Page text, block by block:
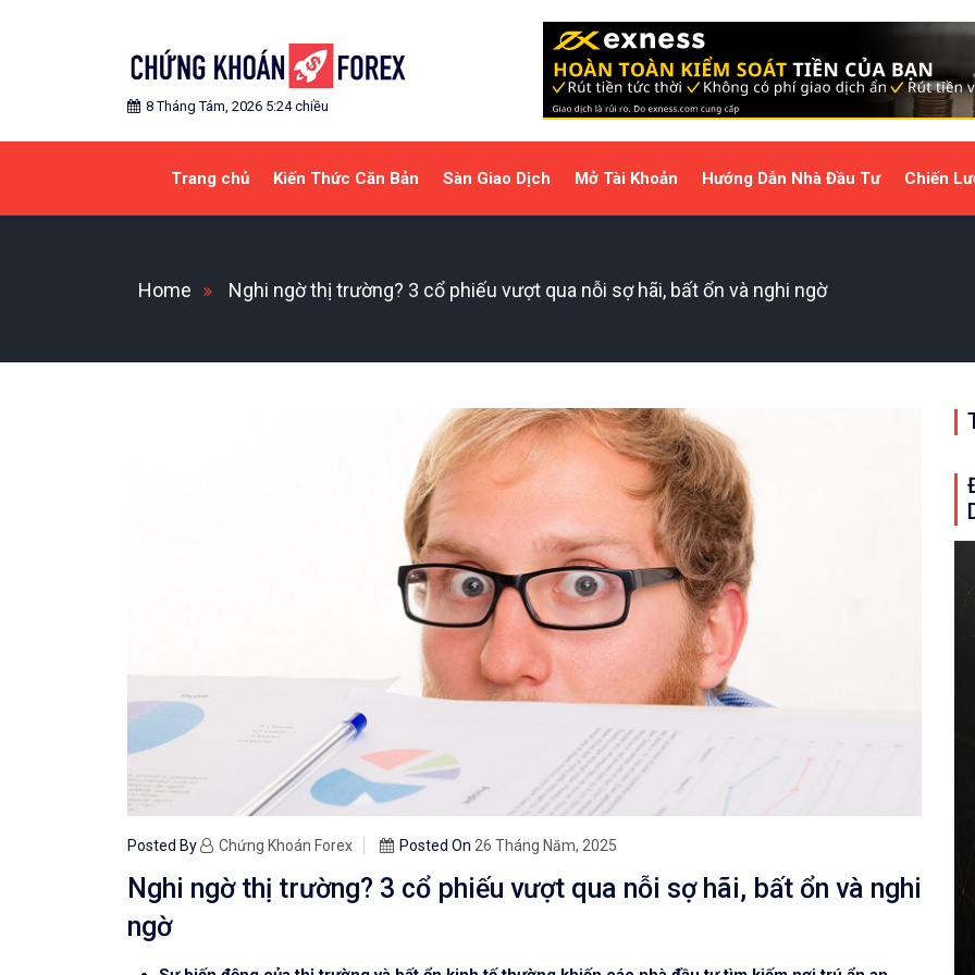
CHỨNG KHOÁN FOREX
Blog chia sẻ về Chứng Khoán và Forex
8 Tháng Tám, 2026 5:24 chiều
Trang chủ Kiến Thức Căn Bản Sàn Giao Dịch Mở Tài Khoản Hướng Dẫn Nhà Đầu Tư Chiến
Home Nghi ngờ thị trường? 3 cổ phiếu vượt qua nỗi sợ hãi, bất ổn và nghi ngờ
Posted By Chứng Khoán Forex Posted On 26 Tháng Năm, 2025
Nghi ngờ thị trường? 3 cổ phiếu vượt qua nỗi sợ hãi, bất ổn và nghi
ngờ